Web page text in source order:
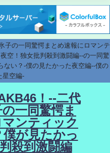
子の一同驚愕まとめ速報にロマンテ
空！独女批判殺到激闘編--の一同驚
ない？-僕の見たかった夜空編--僕の
星空編-
！--二代
一同驚愕ま
ンティック
が見たかっ
殺到激闘編